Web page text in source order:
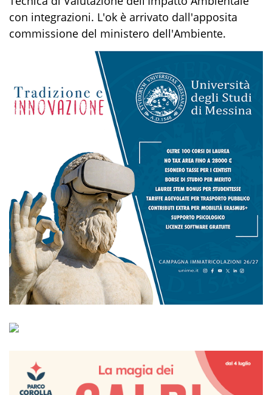
con integrazioni. L'ok è arrivato dall'apposita
commissione del ministero dell'Ambiente.